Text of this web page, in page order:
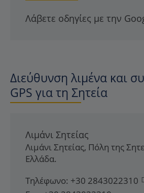
Λάβετε οδηγίες με την
Διεύθυνση λιμένα και
GPS για τη Σητεία
Λιμάνι Σητείας
Λιμάνι Σητείας, Πόλη της
Ελλάδα.
Τηλέφωνο: +30 2843022310